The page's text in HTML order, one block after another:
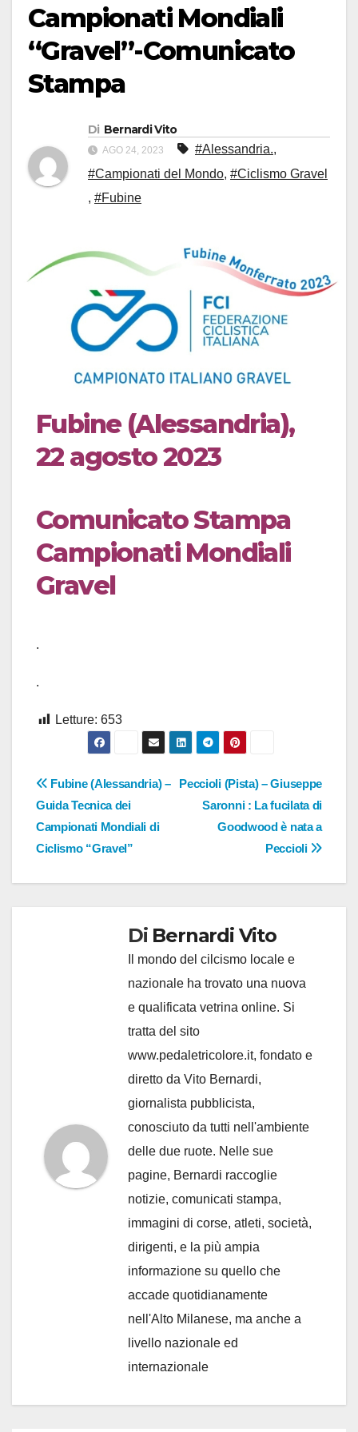
Campionati Mondiali
“Gravel”-Comunicato
Stampa
Di Bernardi Vito
AGO 24, 2023 #Alessandria.,
#Campionati del Mondo, #Ciclismo Gravel
, #Fubine
Fubine (Alessandria),
22 agosto 2023
Comunicato Stampa
Campionati Mondiali
Gravel
.
.
Letture: 653
Navigazione
articoli
Peccioli (Pista) – Giuseppe
Saronni : La fucilata di
Goodwood è nata a
Peccioli
Fubine (Alessandria) –
Guida Tecnica dei
Campionati Mondiali di
Ciclismo “Gravel”
Di Bernardi Vito
Il mondo del cilcismo locale e
nazionale ha trovato una nuova
e qualificata vetrina online. Si
tratta del sito
www.pedaletricolore.it, fondato e
diretto da Vito Bernardi,
giornalista pubblicista,
conosciuto da tutti nell'ambiente
delle due ruote. Nelle sue
pagine, Bernardi raccoglie
notizie, comunicati stampa,
immagini di corse, atleti, società,
dirigenti, e la più ampia
informazione su quello che
accade quotidianamente
nell'Alto Milanese, ma anche a
livello nazionale ed
internazionale